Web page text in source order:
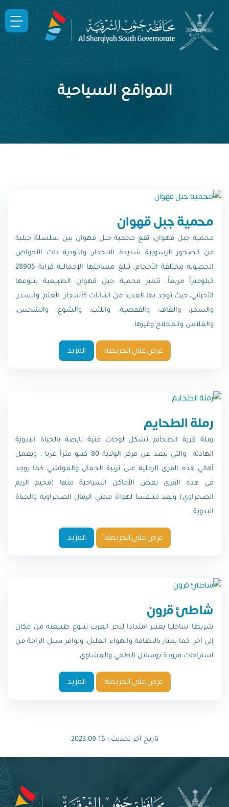
المواقع السياحية
محمية جبل قهوان
محمية جبل قهوان: تقع محمية جبل قهوان بين سلسلة جبلية
من الصخور الرسوبية شديدة الانحدار، والأودية ذات الأحواض
الحصوية مختلفة الأحجام. تبلغ مساحتها الإجمالية قرابة 28905
كيلومتراً مربعاً. تتميز محمية جبل قهوان الطبيعية بتنوعها
الأحيائي، حيث توجد بها العديد من النباتات كأشجار العتم، والسدر،
والسمر، والغاف، والقفصية، واللثب، والشوع، والشحس،
والغلاس والمحلاح وغيرها.
عرض على الخريطة المزيد
رملة الطحايم
رملة قرية الطحائم تشكل لوحات فنية نابضة بالحياة البدوية
الهادئة والتي تبعد عن مركز الولاية 80 كيلو متراً غربا ، ويعمل
أهالي هذه القرى الرملية على تربية الجمال والمواشي كما يوجد
في هذه القرى بعض الأماكن السياحية منها (مخيم الريم
الصحراوي) ويعد متنفسا لهواة محبي الرمال الصحراوية والحياة
البدوية .
عرض على الخريطة المزيد
شاطئ قرون
شريطا ساحليا يعتبر امتدادا لبحر العرب تتنوع طبيعته من مكان
إلى آخر، كما يمتاز بالنظافة والهواء العليل، وتوافر سبل الراحة من
استراحات مزودة بوسائل الطهي والمشاوي.
عرض على الخريطة المزيد
تاريخ آخر تحديث : 15-09-2023